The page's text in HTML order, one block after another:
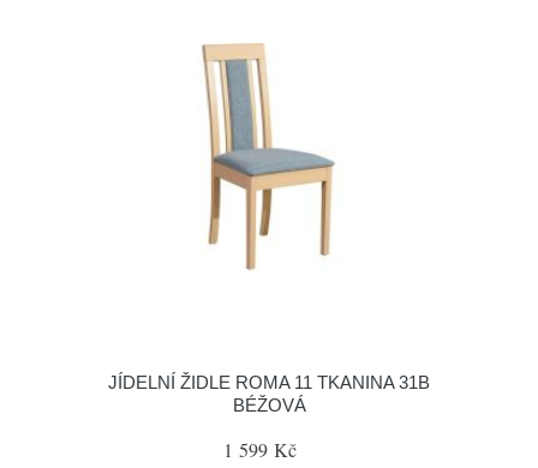
JÍDELNÍ ŽIDLE ROMA 11 TKANINA 31B
BÉŽOVÁ
1 599 Kč